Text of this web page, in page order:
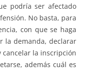
podría ser afectado
No basta, para
con que se haga
la demanda, declarar
la inscripción
además cuál es